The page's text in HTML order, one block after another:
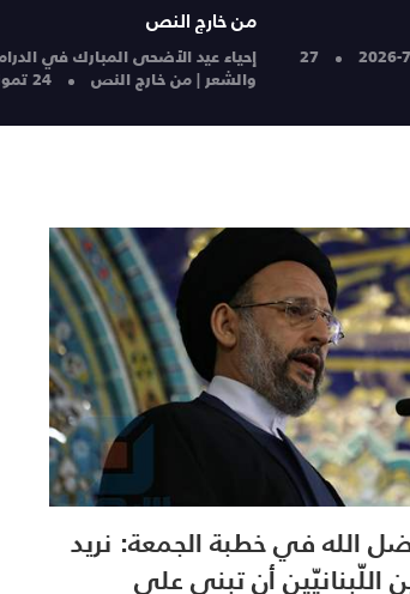
27
من خارج النص
إحياء عيد الأضحى المبارك في
والشعر | من خارج النص 24 تموز 26
العلامة فضل الله في خطبة الجمعة: نريد
اللّبنانيّين أن تبنى على